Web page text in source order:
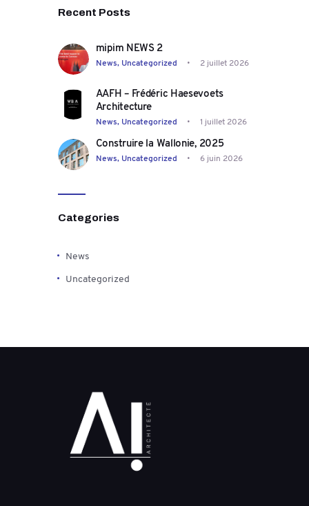
Recent Posts
mipim NEWS 2
News, Uncategorized 2 juillet 2026
AAFH – Frédéric Haesevoets
Architecture
News, Uncategorized 1 juillet 2026
Construire la Wallonie, 2025
News, Uncategorized 6 juin 2026
Categories
News
Uncategorized